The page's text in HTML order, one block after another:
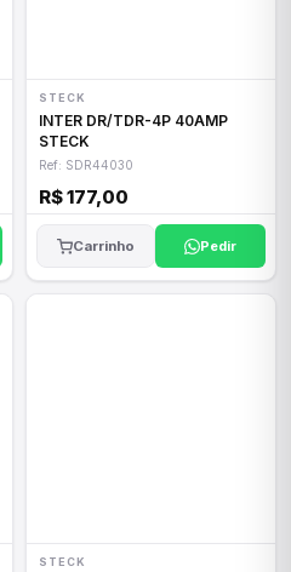
STECK
INTER DR/TDR-4P 40AMP
STECK
Ref: SDR44030
R$ 177,00
Carrinho Pedir
STECK